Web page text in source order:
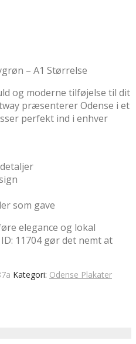
– A1 Størrelse
og moderne tilføjelse til dit
præsenterer Odense i et
perfekt ind i enhver
som gave
elegance og lokal
11704 gør det nemt at
Kategori: Odense Plakater